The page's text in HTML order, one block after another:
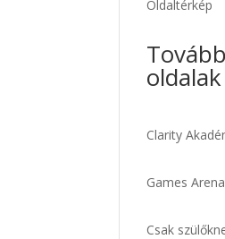
Oldaltérkép
oldalak
Clarity
Games
Csak